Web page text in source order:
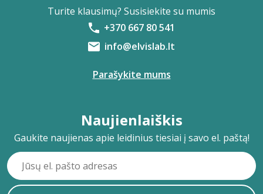
Turite klausimų? Susisiekite su mumis
+370 667 80 541
info@elvislab.lt
Parašykite mums
Naujienlaiškis
Gaukite naujienas apie leidinius tiesiai į savo el. paštą!